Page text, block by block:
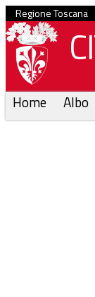
Regione Toscana
Home Albo